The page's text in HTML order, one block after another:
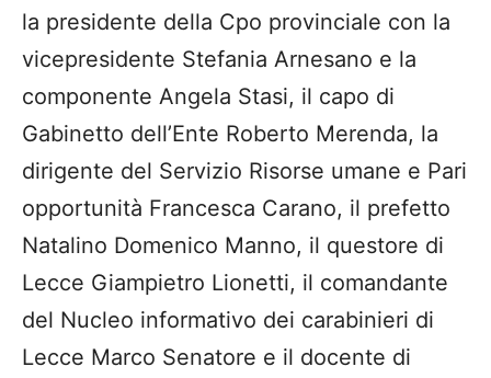
la presidente della Cpo provinciale con la
vicepresidente Stefania Arnesano e la
componente Angela Stasi, il capo di
Gabinetto dell’Ente Roberto Merenda, la
dirigente del Servizio Risorse umane e Pari
opportunità Francesca Carano, il prefetto
Natalino Domenico Manno, il questore di
Lecce Giampietro Lionetti, il comandante
del Nucleo informativo dei carabinieri di
Lecce Marco Senatore e il docente di